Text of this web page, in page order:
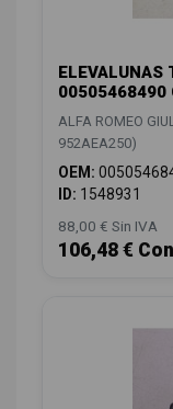
ELEVALUNAS
00505468490
ALFA ROMEO
952AEA250)
OEM:
ID: 1548931
88,00 € Sin IVA
106,48 €